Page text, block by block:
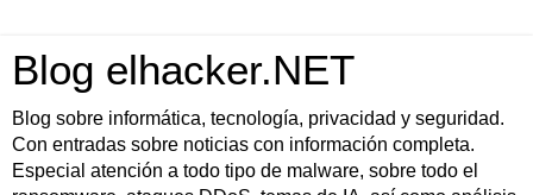
Blog elhacker.NET
Blog sobre informática, tecnología, privacidad y seguridad.
Con entradas sobre noticias con información completa.
Especial atención a todo tipo de malware, sobre todo el